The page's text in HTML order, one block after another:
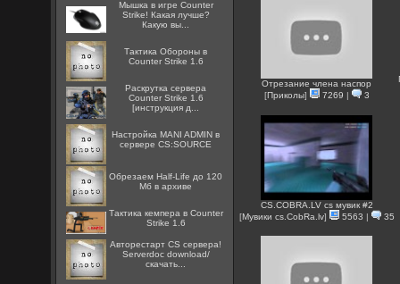
Мышка в игре Counter
Strike! Какая лучше?
Какую вы...
Тактика Обороны в
Counter Strike 1.6
Раскрутка сервера
Counter Strike 1.6
[инструкция д...
Настройка MANI ADMIN в
сервере CS:SOURCE
Обрезаем Half-Life до 120
Мб в архиве
Тактика кемпера в Counter
Strike 1.6
Авторестарт CS сервера!
Serverdoc download/
скачать...
Отрезание члена наспор
[Приколы] 7269 | 3
CS.COBRA.LV cs мувик #2
[Мувики cs.CobRa.lv] 5563 | 35